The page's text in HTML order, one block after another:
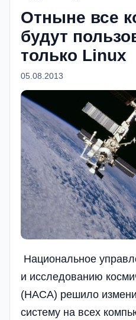
Отныне все
будут
только Linux
05.08.2013
Национальное
и исследованию
(НАСА) решило
систему на всех